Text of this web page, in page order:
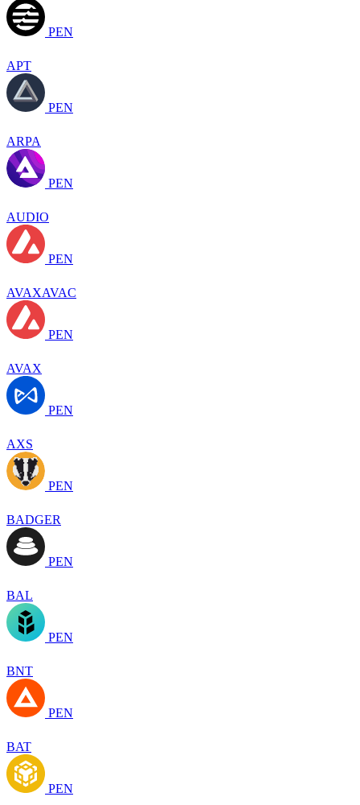
PEN
APT
PEN
ARPA
PEN
AUDIO
PEN
AVAXAVAC
PEN
AVAX
PEN
AXS
PEN
BADGER
PEN
BAL
PEN
BNT
PEN
BAT
PEN